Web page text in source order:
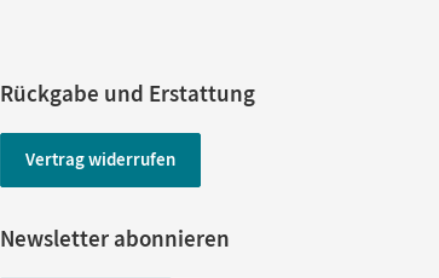
Rückgabe und Erstattung
Vertrag widerrufen
Newsletter abonnieren